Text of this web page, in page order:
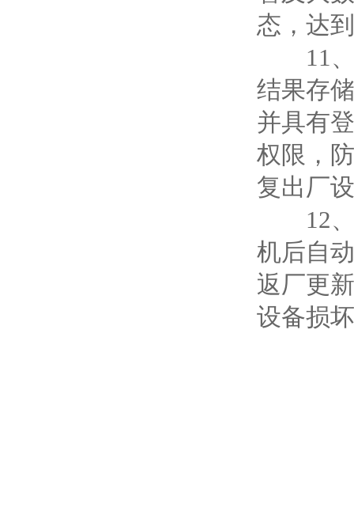
态，达
11、
结果存
并具有
权限，
复出厂
12、
机后自
返厂更
设备损